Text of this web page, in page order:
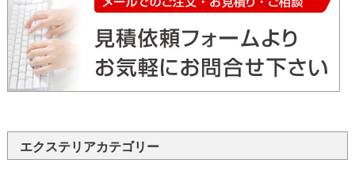
エクステリアカテゴリー